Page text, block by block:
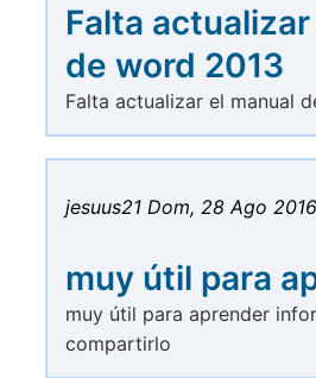
Falta
de word 2013
Falta actualizar el manual
jesuus21 Dom, 28 Ago
muy útil para
muy útil para aprender
compartirlo